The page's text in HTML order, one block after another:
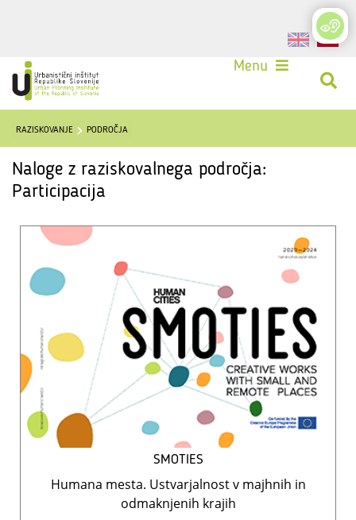
Login
Menu
RAZISKOVANJE PODROČJA
Naloge z raziskovalnega področja:
Participacija
SMOTIES
Humana mesta. Ustvarjalnost v majhnih in
odmaknjenih krajih